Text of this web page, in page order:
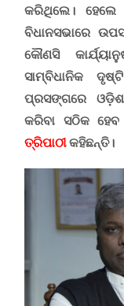
କରିଥିଲେ। ହେଲେ
ବିଧାନସଭାରେ
କୌଣସି
ସାମ୍ବିଧାନିକ
ପ୍ରସଙ୍ଗରେ
କରିବା ସଠିକ
ତ୍ରିପାଠୀକହିଛନ୍ତି।